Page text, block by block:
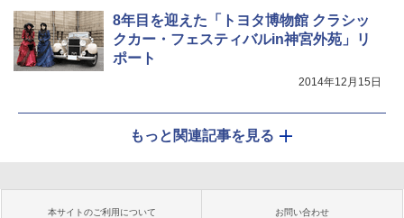
8年目を迎えた「トヨタ博物館 クラシッ
クカー・フェスティバルin神宮外苑」リ
ポート
2014年12月15日
もっと関連記事を見る
本サイトのご利用について お問い合わせ